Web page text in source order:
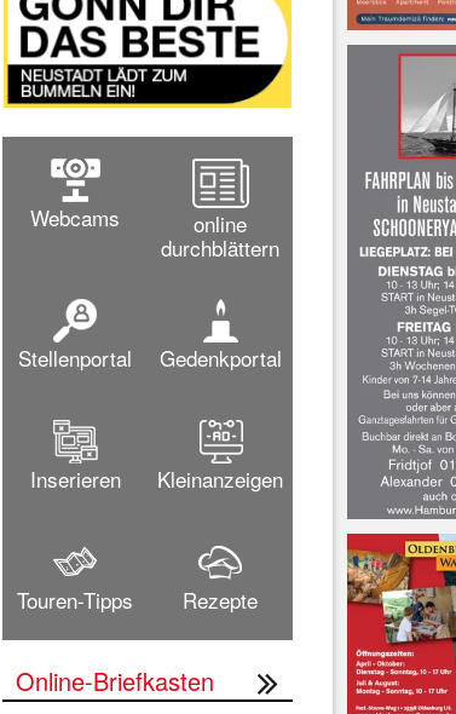
Webcams
online
durchblättern
Stellenportal Gedenkportal
Inserieren Kleinanzeigen
Touren-Tipps Rezepte
Online-Briefkasten